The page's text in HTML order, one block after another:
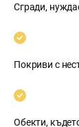
Сгради,
Покриви с
Обекти,